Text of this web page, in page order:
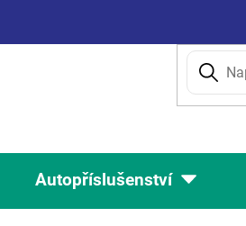
Autopříslušenství